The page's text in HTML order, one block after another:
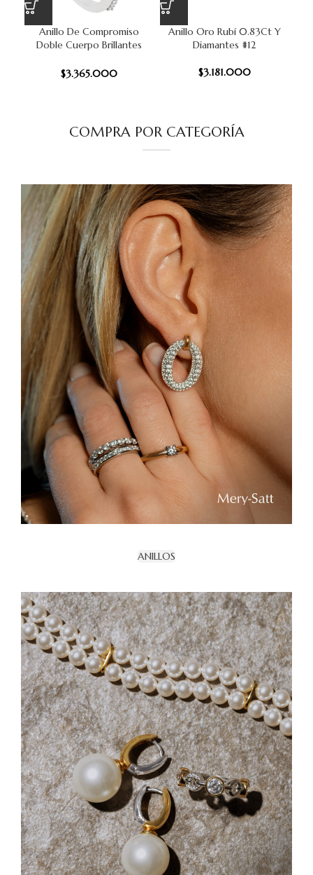
Anillo De Compromiso
Doble Cuerpo Brillantes
$3.365.000
Anillo Oro Rubí 0.83Ct Y
Diamantes #12
$3.181.000
COMPRA POR CATEGORÍA
ANILLOS